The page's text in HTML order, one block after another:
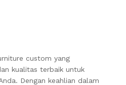
custom yang
kualitas terbaik untuk
Dengan keahlian dalam